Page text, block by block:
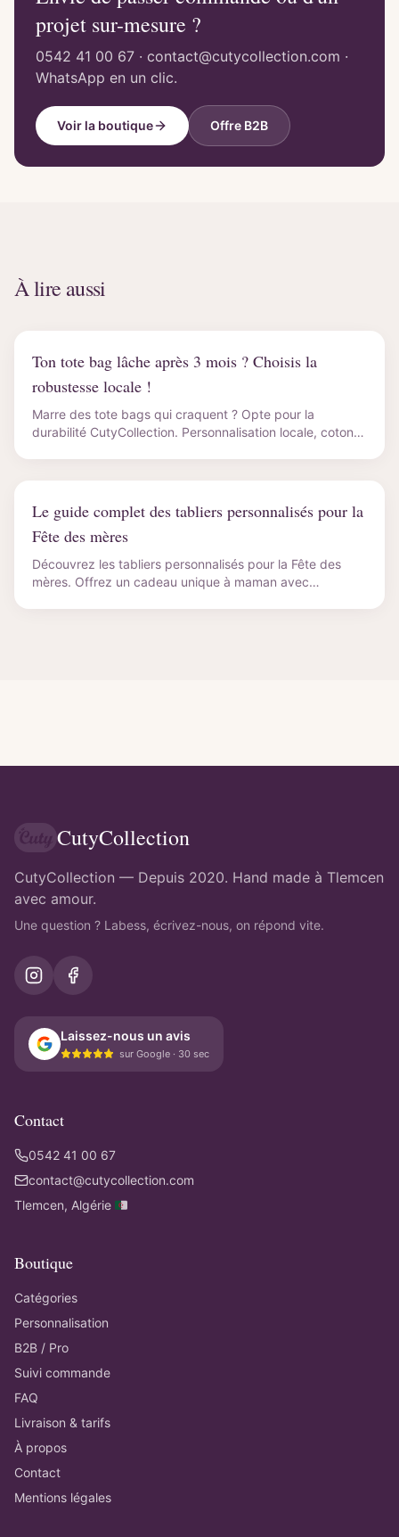
projet sur-mesure ?
0542 41 00 67 · contact@cutycollection.com ·
WhatsApp en un clic.
Voir la boutique Offre B2B
À lire aussi
Ton tote bag lâche après 3 mois ? Choisis la
robustesse locale !
Marre des tote bags qui craquent ? Opte pour la
durabilité CutyCollection. Personnalisation locale, coton
Le guide complet des tabliers personnalisés pour la
Fête des mères
Découvrez les tabliers personnalisés pour la Fête des
mères. Offrez un cadeau unique à maman avec
CutyCollection
CutyCollection — Depuis 2020. Hand made à Tlemcen
avec amour.
Une question ? Labess, écrivez-nous, on répond vite.
Laissez-nous un avis
sur Google · 30 sec
Contact
0542 41 00 67
contact@cutycollection.com
Tlemcen, Algérie 🇩🇿
Boutique
Catégories
Personnalisation
B2B / Pro
Suivi commande
FAQ
Livraison & tarifs
À propos
Contact
Mentions légales